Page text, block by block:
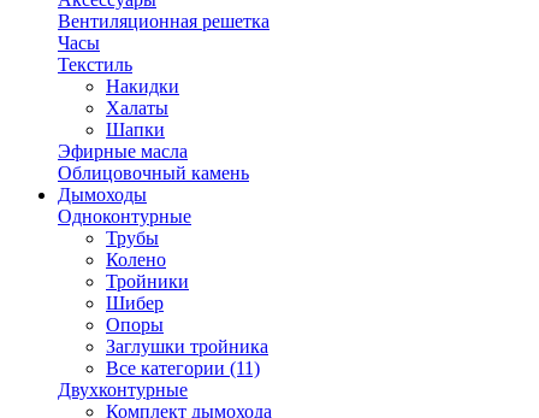
Вентиляционная решетка
Часы
Текстиль
Накидки
Халаты
Шапки
Эфирные масла
Облицовочный камень
Дымоходы
Одноконтурные
Трубы
Колено
Тройники
Шибер
Опоры
Заглушки тройника
Все категории (11)
Двухконтурные
Комплект дымохода